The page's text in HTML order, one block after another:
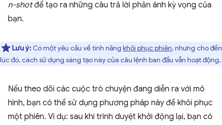
n-shotđể tạo ra những câu trả lời phản ánh kỳ vọng của
bạn.
Lưu ý: Có một yêu cầu về tính năng khôi phục phiên, nhưng cho đến
lúc đó, cách sử dụng sáng tạo này của câu lệnh ban đầu vẫn hoạt động.
Nếu theo dõi các cuộc trò chuyện đang diễn ra với mô
hình, bạn có thể sử dụng phương pháp này để khôi phục
một phiên. Ví dụ: sau khi trình duyệt khởi động lại, bạn có